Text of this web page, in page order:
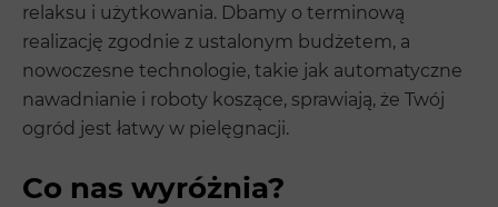
relaksu i użytkowania. Dbamy o terminową
realizację zgodnie z ustalonym budżetem, a
nowoczesne technologie, takie jak automatyczne
nawadnianie i roboty koszące, sprawiają, że Twój
ogród jest łatwy w pielęgnacji.
Co nas wyróżnia?